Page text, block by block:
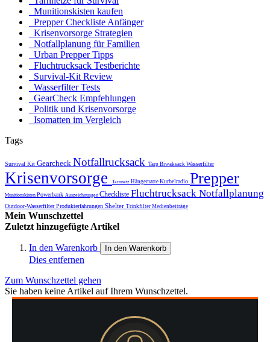
Munitionskisten kaufen
Prepper Checkliste Anfänger
Krisenvorsorge Strategien
Notfallplanung für Familien
Urban Prepper Tipps
Fluchtrucksack Testberichte
Survival-Kit Review
Wasserfilter Tests
GearCheck Empfehlungen
Politik und Krisenvorsorge
Isomatten im Vergleich
Tags
Survival Kit Gearcheck Notfallrucksack Tarp Biwaksack Wasserfilter
Krisenvorsorge Tarnnetz Hängematte Kurbelradio Prepper
Munitionskisten Powerbank Auszeichnungen Checkliste Fluchtrucksack Notfallplanung
Outdoor-WasserfilterProdukterfahrungen Shelter Trinkfilter Medienbeiträge
Mein Wunschzettel
Zuletzt hinzugefügte Artikel
In den Warenkorb In den Warenkorb
Dies entfernen
Zum Wunschzettel gehen
Sie haben keine Artikel auf Ihrem Wunschzettel.